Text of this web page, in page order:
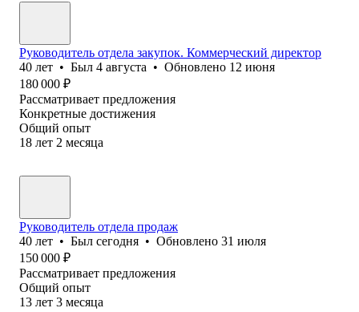
Руководитель отдела закупок. Коммерческий директор
40 лет • Был 4 августа • Обновлено 12 июня
180 000 ₽
Рассматривает предложения
Конкретные достижения
Общий опыт
18 лет 2 месяца
Руководитель отдела продаж
40 лет • Был сегодня • Обновлено 31 июля
150 000 ₽
Рассматривает предложения
Общий опыт
13 лет 3 месяца